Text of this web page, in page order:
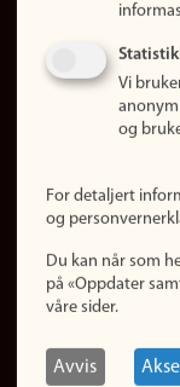
Om nettstedet
Personvern
Logg inn
Rediger din
Vi
og
For detaljert
og
Du kan når som
på «Oppdater
våre sider.
Avvis